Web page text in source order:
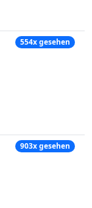
554x gesehen
903x gesehen